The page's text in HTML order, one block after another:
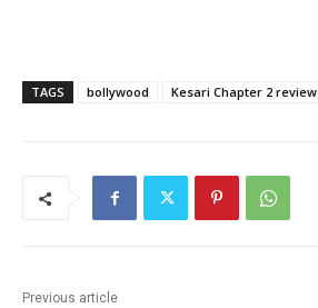
TAGS bollywood Kesari Chapter 2 review
Previous article